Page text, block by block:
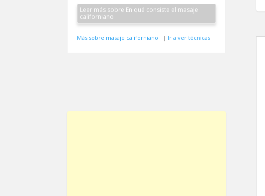
Leer más sobre En qué consiste el masaje
californiano
Más sobre masaje californiano | Ir a ver técnicas